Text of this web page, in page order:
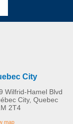
City
Wilfrid-Hamel Blvd
City, Quebec
2T4
map